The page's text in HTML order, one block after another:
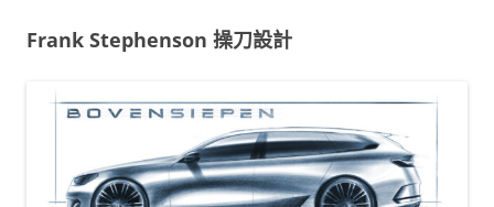
Frank Stephenson 操刀設計